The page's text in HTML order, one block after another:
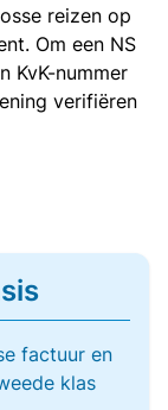
reizen op
Om een NS
KvK-nummer
verifiëren
factuur en
klas